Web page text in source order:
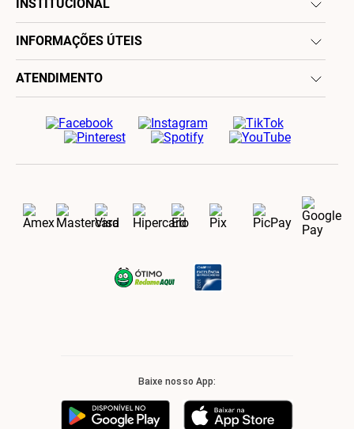
INSTITUCIONAL
INFORMAÇÕES ÚTEIS
ATENDIMENTO
Baixe nosso App: